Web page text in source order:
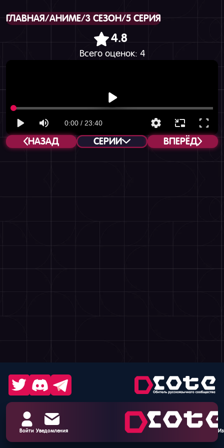
ГЛАВНАЯ/АНИМЕ/3 СЕЗОН/5 СЕРИЯ
4.8
Всего оценок: 4
НАЗАД СЕРИИ ВПЕРЁД
Войти Уведомления